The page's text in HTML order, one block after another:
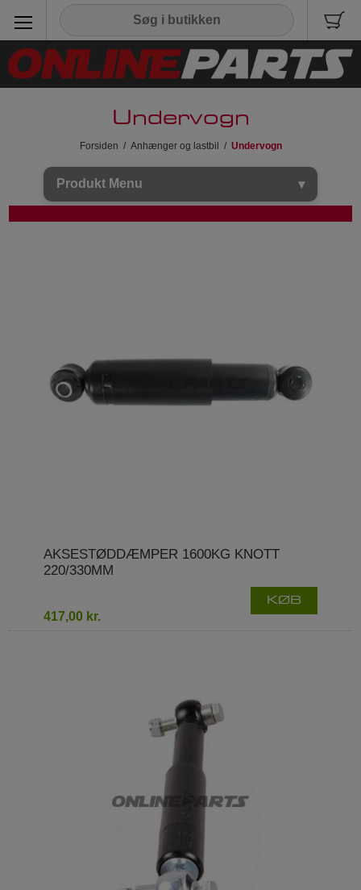
Undervogn
Forsiden / Anhænger og lastbil / Undervogn
Produkt Menu
AKSESTØDDÆMPER 1600KG KNOTT
220/330MM
417,00 kr.
KØB